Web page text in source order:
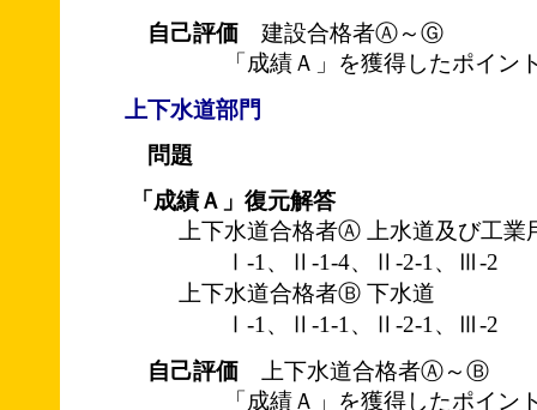
自己評価 建設合格者Ⓐ～Ⓖ
「成績Ａ」を獲得したポイン
上下水道部門
問題
「成績Ａ」復元解答
上下水道合格者Ⓐ 上水道及び工業
Ⅰ-1、Ⅱ-1-4、Ⅱ-2-1、Ⅲ-2
上下水道合格者Ⓑ 下水道
Ⅰ-1、Ⅱ-1-1、Ⅱ-2-1、Ⅲ-2
自己評価
上下水道合格者Ⓐ～Ⓑ
「成績Ａ」を獲得したポイン